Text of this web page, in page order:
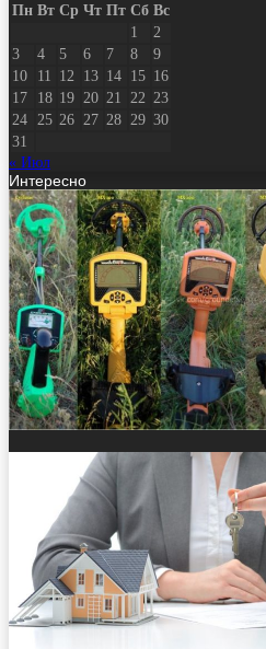
Пн Вт Ср Чт Пт Сб Вс
1
2
3
4 5 6 7 8
9
10
11 12 13 14 15 16
17
18 19 20 21 22 23
24
25 26 27 28 29 30
31
« Июл
Интересно